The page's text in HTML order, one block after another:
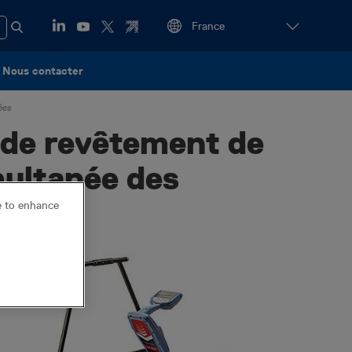
Nous contacter
revêtement de
des
to enhance